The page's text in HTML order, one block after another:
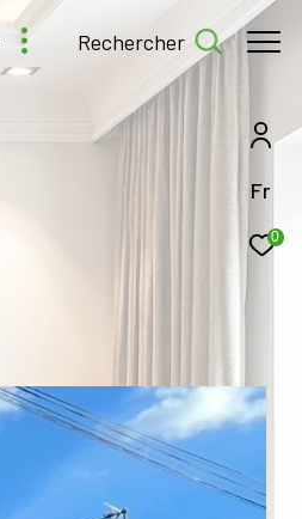
Fr
0
rechercher